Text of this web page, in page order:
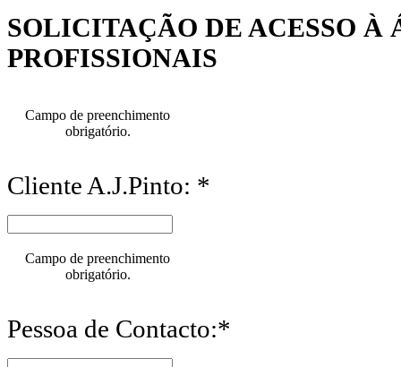
SOLICITAÇÃO DE ACESSO À
PROFISSIONAIS
Campo de preenchimento
obrigatório.
Cliente A.J.Pinto: *
Campo de preenchimento
obrigatório.
Pessoa de Contacto:*